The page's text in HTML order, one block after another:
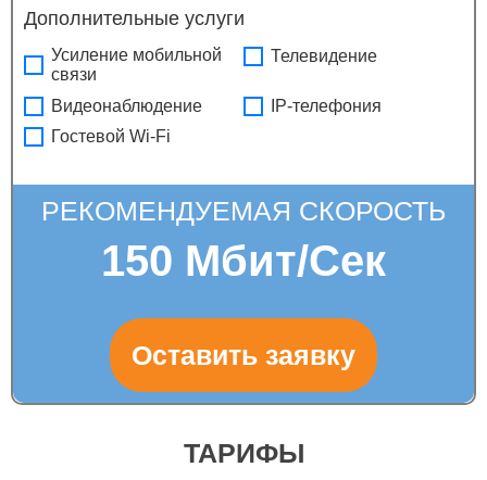
РЕКОМЕНДУЕМАЯ СКОРОСТЬ
150 Мбит/Сек
Дополнительные услуги
Усиление мобильной
связи
Телевидение
Видеонаблюдение
IP-телефония
Гостевой Wi-Fi
ТАРИФЫ